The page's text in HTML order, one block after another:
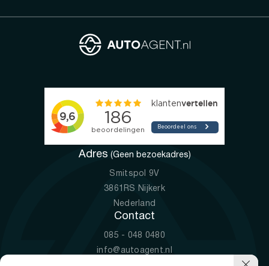
Adres (Geen bezoekadres)
Smitspol 9V
3861RS Nijkerk
Nederland
Contact
085 - 048 0480
info@autoagent.nl